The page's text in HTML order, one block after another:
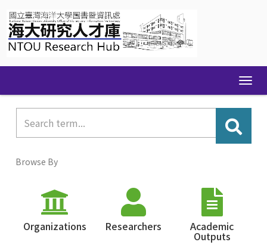
navigation
Browse By
Organizations Researchers Academic
Outputs